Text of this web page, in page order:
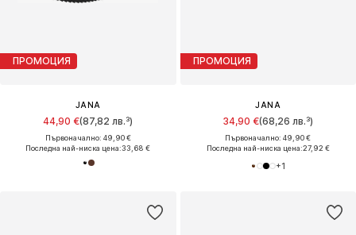
ПРОМОЦИЯ
JANA
44,90 €(87,82 лв.³)
Първоначално: 49,90 €
Последна най-ниска цена:33,68 €
ПРОМОЦИЯ
JANA
34,90 €(68,26 лв.³)
Първоначално: 49,90 €
Последна най-ниска цена:27,92 €
+1